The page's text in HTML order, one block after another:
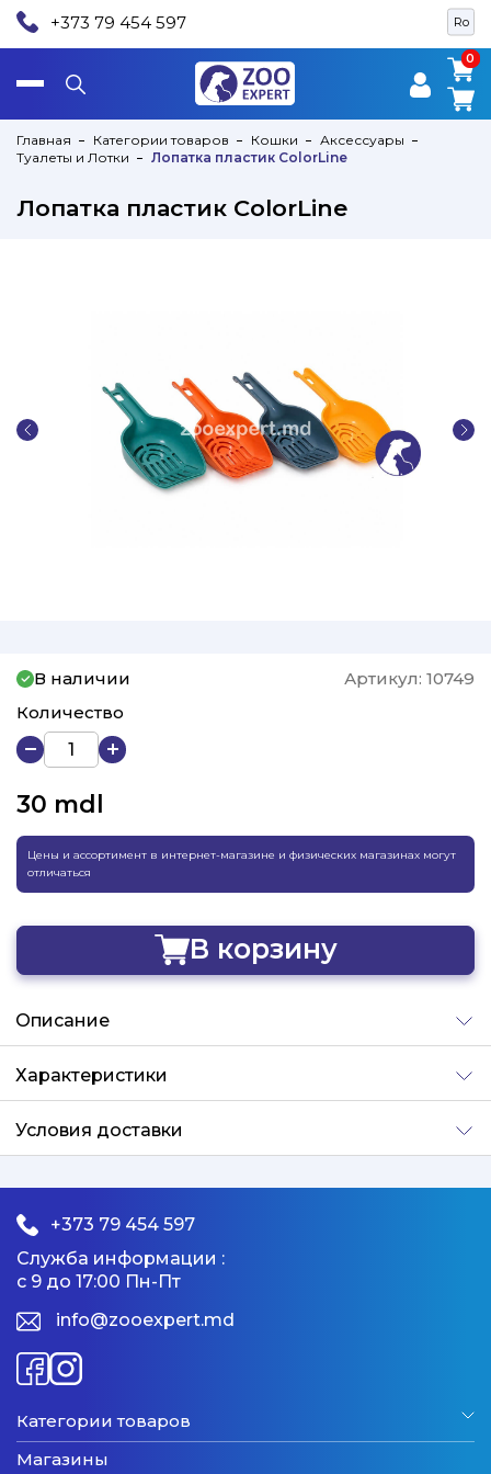
Ro
+373 79 454 597
0
0
Главная Категории товаров Кошки
Аксессуары
Туалеты и Лотки
Лопатка пластик ColorLine
Лопатка пластик ColorLine
В наличии Артикул: 10749
Количество
30 mdl
Цены и ассортимент в интернет-магазине и физических магазинах могут
отличаться
В корзину
Добавлено
Описание
Характеристики
Условия доставки
+373 79 454 597
Служба информации :
с 9 до 17:00 Пн-Пт
info@zooexpert.md
Категории товаров
Магазины